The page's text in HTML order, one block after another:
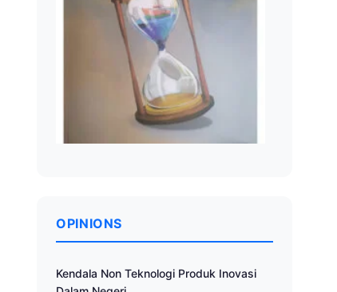
OPINIONS
Kendala Non Teknologi Produk Inovasi